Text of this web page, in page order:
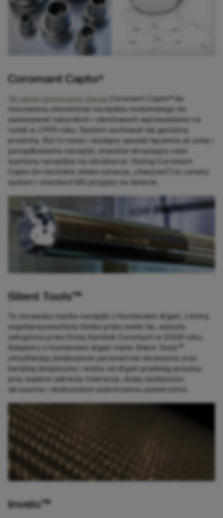
Coromant Capto®
Tej samej konstrukcji złącze Coromant Capto® do
mocowania elementów narzędzia modułowego do
zastosowań tokarskich i obrotowych wprowadzono na
rynek w 1990 roku. System cechował się genialną
prostotą. Był to nowy i wydajny sposób łączenia ze sobą i
porządkowania narzędzi, znacznie skracający czas
wymiany narzędzia na obrabiarce. Dzisiaj Coromant
Capto (to łacińskie słowo oznacza „chwytam”) to uznany
system i standard ISO przyjęty na świecie.
Silent Tools™
Ta norweska marka narzędzi z tłumieniem drgań, z którą
współpracowaliśmy blisko przez wiele lat, została
zakupiona przez firmę Sandvik Coromant w 2008 roku.
Adaptery z tłumieniem drgań marki
Silent Tools™
umożliwiają zwiększenie parametrów skrawania oraz
bardziej bezpieczny i wolny od drgań przebieg procesu
przy wąskim zakresie tolerancji, dużej wydajności
skrawania i doskonałym wykończeniu powierzchni.
Inveio™